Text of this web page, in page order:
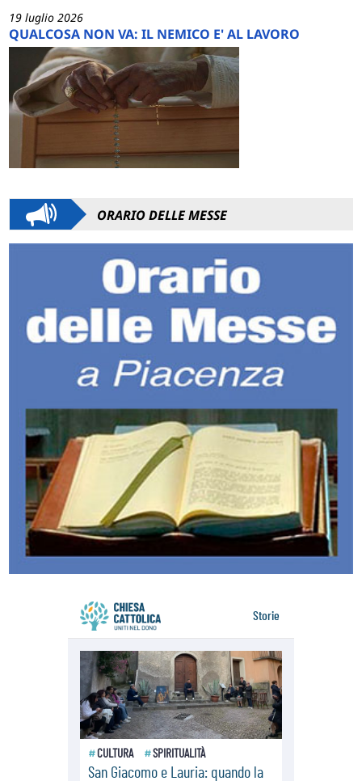
19 luglio 2026
QUALCOSA NON VA: IL NEMICO E' AL LAVORO
ORARIO DELLE MESSE